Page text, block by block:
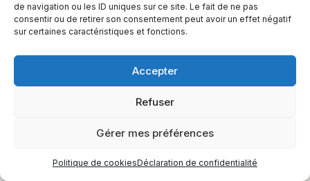
de navigation ou les ID uniques sur ce site. Le fait de ne pas
consentir ou de retirer son consentement peut avoir un effet négatif
sur certaines caractéristiques et fonctions.
Accepter
Refuser
Gérer mes préférences
Politique de cookiesDéclaration de confidentialité
EQUILIBIOS FORMATION Inc. 5748 9e Avenue, Montréal (QC)